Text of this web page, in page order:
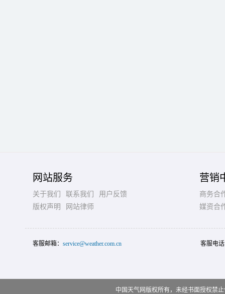
网站服务
关于我们 联系我们
用户反馈
版权声明
网站律师
营销
商务合
媒资合
客服邮箱： service@weather.com.cn 客服电
中国天气网版权所有，未经书面授权